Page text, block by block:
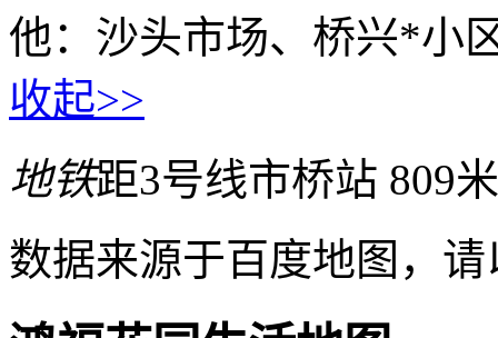
他：沙头市场、桥兴*小
收起>>
地铁距3号线市桥站 809米
数据来源于百度地图，